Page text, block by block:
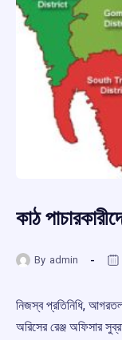
কাঠ
By admin
নিজস্ব প্রতিনিধি,
অরিসের রেঞ্জ অফিসার